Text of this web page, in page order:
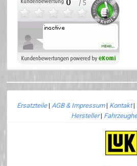
Ersatzteile| AGB & Impressum| Kontakt|
Hersteller|